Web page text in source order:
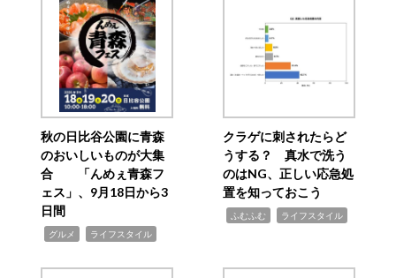
秋の日比谷公園に青森
のおいしいものが大集
合 「んめぇ青森フ
ェス」、9月18日から3
日間
グルメ ライフスタイル
クラゲに刺されたらど
うする？ 真水で洗う
のはNG、正しい応急処
置を知っておこう
ふむふむ ライフスタイル